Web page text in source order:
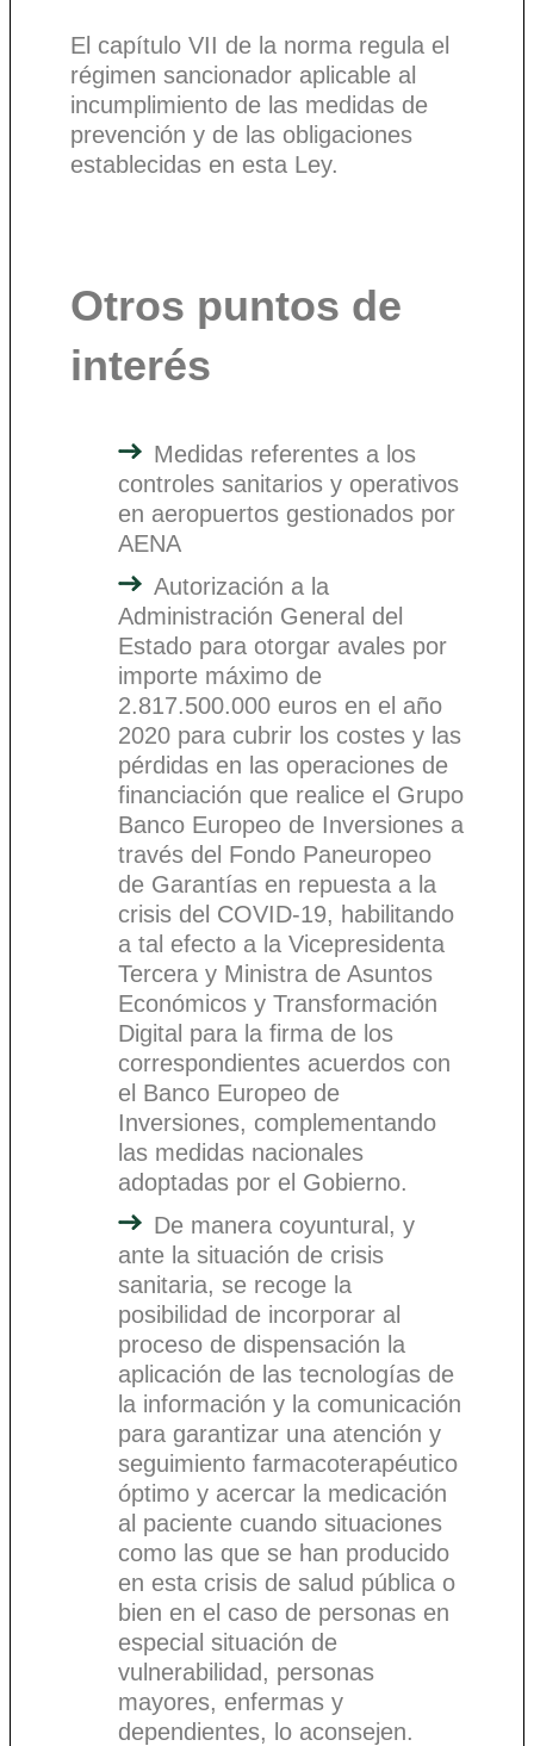
El capítulo VII de la norma regula el
régimen sancionador aplicable al
incumplimiento de las medidas de
prevención y de las obligaciones
establecidas en esta Ley.
Otros puntos de
interés
Medidas referentes a los
controles sanitarios y operativos
en aeropuertos gestionados por
AENA
Autorización a la
Administración General del
Estado para otorgar avales por
importe máximo de
2.817.500.000 euros en el año
2020 para cubrir los costes y las
pérdidas en las operaciones de
financiación que realice el Grupo
Banco Europeo de Inversiones a
través del Fondo Paneuropeo
de Garantías en repuesta a la
crisis del COVID-19, habilitando
a tal efecto a la Vicepresidenta
Tercera y Ministra de Asuntos
Económicos y Transformación
Digital para la firma de los
correspondientes acuerdos con
el Banco Europeo de
Inversiones, complementando
las medidas nacionales
adoptadas por el Gobierno.
De manera coyuntural, y
ante la situación de crisis
sanitaria, se recoge la
posibilidad de incorporar al
proceso de dispensación la
aplicación de las tecnologías de
la información y la comunicación
para garantizar una atención y
seguimiento farmacoterapéutico
óptimo y acercar la medicación
al paciente cuando situaciones
como las que se han producido
en esta crisis de salud pública o
bien en el caso de personas en
especial situación de
vulnerabilidad, personas
mayores, enfermas y
dependientes, lo aconsejen.